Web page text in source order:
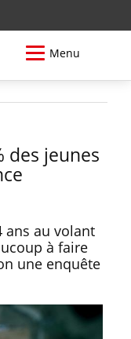
Menu
des jeunes
ans au volant
à faire
une enquête